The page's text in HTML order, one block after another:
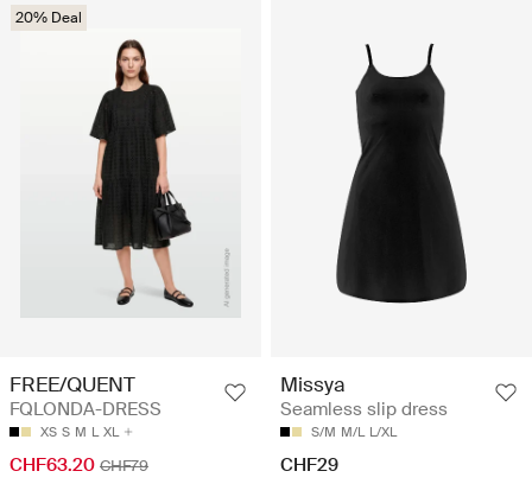
20% Deal
FREE/QUENT
FQLONDA-DRESS
XS S M L XL
CHF63.20 CHF79
Missya
Seamless slip dress
S/M M/L L/XL
CHF29